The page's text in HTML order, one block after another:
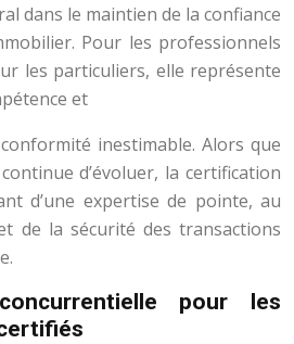
dans le maintien de la confiance
Pour les professionnels
les particuliers, elle représente
et
inestimable. Alors que
d’évoluer, la certification
d’une expertise de pointe, au
de la sécurité des transactions
pour les